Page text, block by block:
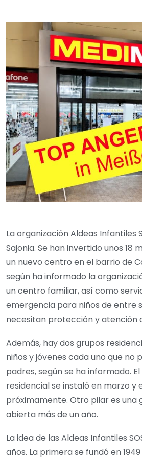
La organización Aldeas Infantiles
Sajonia. Se han invertido unos 18
un nuevo centro en el barrio de
según ha informado la
un centro familiar, así como
emergencia para niños de entre
necesitan protección y atención
Además, hay dos grupos
niños y jóvenes cada uno que no
padres, según se ha informado.
residencial se instaló en marzo y
próximamente. Otro pilar es una
abierta más de un año.
La idea de las Aldeas Infantiles
años. La primera se fundó en